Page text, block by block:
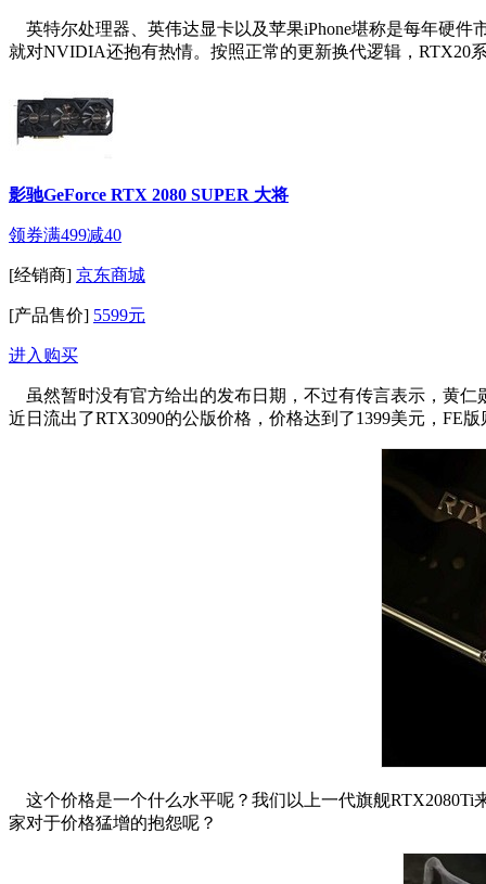
英特尔处理器、英伟达显卡以及苹果iPhone堪称是每年硬件
就对NVIDIA还抱有热情。按照正常的更新换代逻辑，RTX20
影驰GeForce RTX 2080 SUPER 大将
领券满499减40
[经销商] 京东商城
[产品售价] 5599元
进入购买
虽然暂时没有官方给出的发布日期，不过有传言表示，黄
近日流出了RTX3090的公版价格，价格达到了1399美元，FE版
这个价格是一个什么水平呢？我们以上一代旗舰RTX2080Ti
家对于价格猛增的抱怨呢？